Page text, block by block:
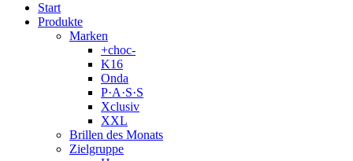
Start
Produkte
Marken
+choc-
K16
Onda
P·A·S·S
Xclusiv
XXL
Brillen des Monats
Zielgruppe